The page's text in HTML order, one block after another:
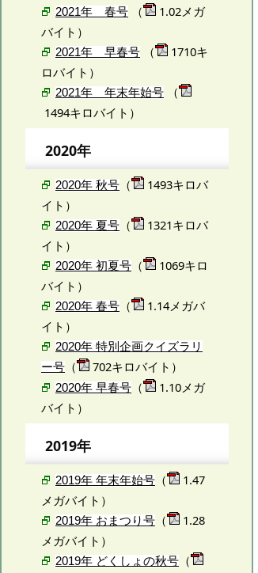
2021年 春号 （
1.02メガ
バイト）
2021年 早春号 （
1710キ
ロバイト）
2021年 年末年始号
（
1494キロバイト）
2020年
2020年 秋号 （
1493キロバ
イト）
2020年 夏号 （
1321キロバ
イト）
2020年 初夏号 （
1069キロ
バイト）
2020年 春号 （
1.14メガバ
イト）
2020年 特別企画クイズラリ
ー号 （ 702キロバイト）
2020年 早春号 （
1.10メガ
バイト）
2019年
2019年 年末年始号 （
1.47
メガバイト）
2019年 おまつり号 （
1.28
メガバイト）
2019年 どくしょの秋号 （